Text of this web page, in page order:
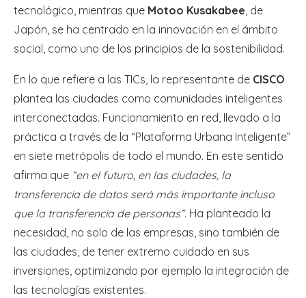
tecnológico, mientras que Motoo Kusakabee , de
Japón, se ha centrado en la innovación en el ámbito
social, como uno de los principios de la sostenibilidad.
En lo que refiere a las TICs, la representante de CISCO
plantea las ciudades como comunidades inteligentes
interconectadas. Funcionamiento en red, llevado a la
práctica a través de la “Plataforma Urbana Inteligente”
en siete metrópolis de todo el mundo. En este sentido
afirma que “en el futuro, en las ciudades, la
transferencia de datos será más importante incluso
que la transferencia de personas”. Ha planteado la
necesidad, no solo de las empresas, sino también de
las ciudades, de tener extremo cuidado en sus
inversiones, optimizando por ejemplo la integración de
las tecnologías existentes.